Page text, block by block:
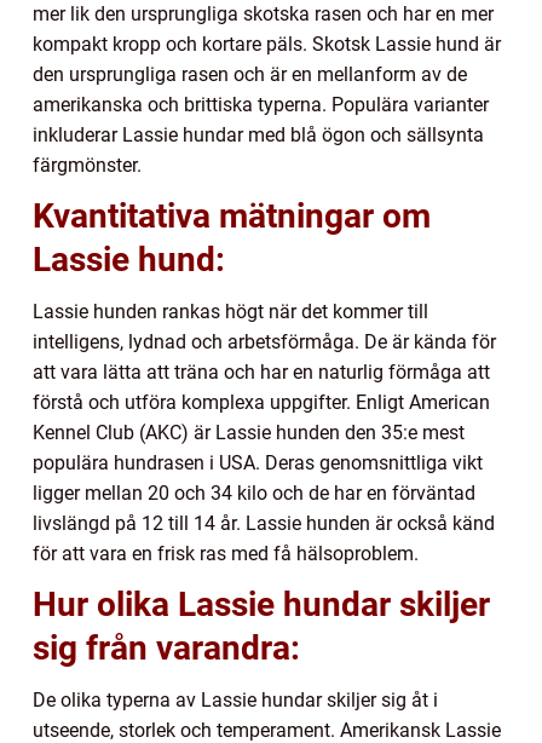
mer lik den ursprungliga skotska rasen och har en mer
kompakt kropp och kortare päls. Skotsk Lassie hund är
den ursprungliga rasen och är en mellanform av de
amerikanska och brittiska typerna. Populära varianter
inkluderar Lassie hundar med blå ögon och sällsynta
färgmönster.
Kvantitativa mätningar om
Lassie hund:
Lassie hunden rankas högt när det kommer till
intelligens, lydnad och arbetsförmåga. De är kända för
att vara lätta att träna och har en naturlig förmåga att
förstå och utföra komplexa uppgifter. Enligt American
Kennel Club (AKC) är Lassie hunden den 35:e mest
populära hundrasen i USA. Deras genomsnittliga vikt
ligger mellan 20 och 34 kilo och de har en förväntad
livslängd på 12 till 14 år. Lassie hunden är också känd
för att vara en frisk ras med få hälsoproblem.
Hur olika Lassie hundar skiljer
sig från varandra:
De olika typerna av Lassie hundar skiljer sig åt i
utseende, storlek och temperament. Amerikansk Lassie